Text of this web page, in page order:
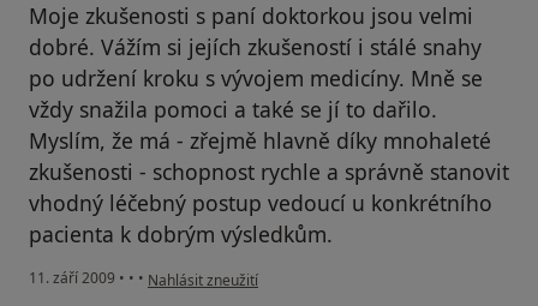
Moje zkušenosti s paní doktorkou jsou velmi
dobré. Vážím si jejích zkušeností i stálé snahy
po udržení kroku s vývojem medicíny. Mně se
vždy snažila pomoci a také se jí to dařilo.
Myslím, že má - zřejmě hlavně díky mnohaleté
zkušenosti - schopnost rychle a správně stanovit
vhodný léčebný postup vedoucí u konkrétního
pacienta k dobrým výsledkům.
11. září 2009 • • • podle názoru uživatele Pacient
Nahlásit zneužití